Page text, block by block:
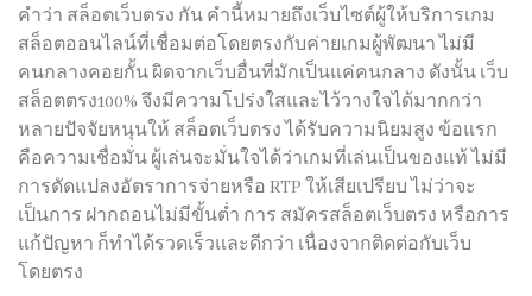
คำว่า สล็อตเว็บตรง กัน คำนี้หมายถึงเว็บไซต์ผู้ให้บริการเกม
สล็อตออนไลน์ที่เชื่อมต่อโดยตรงกับค่ายเกมผู้พัฒนา ไม่มี
คนกลางคอยกั้น ผิดจากเว็บอื่นที่มักเป็นแค่คนกลาง ดังนั้น เว็บ
สล็อตตรง100% จึงมีความโปร่งใสและไว้วางใจได้มากกว่า
หลายปัจจัยหนุนให้ สล็อตเว็บตรง ได้รับความนิยมสูง ข้อแรก
คือความเชื่อมั่น ผู้เล่นจะมั่นใจได้ว่าเกมที่เล่นเป็นของแท้ ไม่มี
การดัดแปลงอัตราการจ่ายหรือ RTP ให้เสียเปรียบ ไม่ว่าจะ
เป็นการ ฝากถอนไม่มีขั้นต่ำ การ สมัครสล็อตเว็บตรง หรือการ
แก้ปัญหา ก็ทำได้รวดเร็วและดีกว่า เนื่องจากติดต่อกับเว็บ
โดยตรง